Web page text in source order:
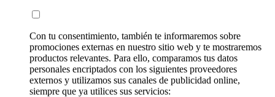
Con tu consentimiento, también te informaremos sobre
promociones externas en nuestro sitio web y te mostraremos
productos relevantes. Para ello, comparamos tus datos
personales encriptados con los siguientes proveedores
externos y utilizamos sus canales de publicidad online,
siempre que ya utilices sus servicios: